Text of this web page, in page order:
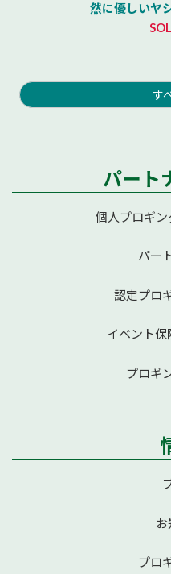
然に優しいヤ
す
パート
個人プロギン
パー
認定プロ
イベント保
プロギ
プロ